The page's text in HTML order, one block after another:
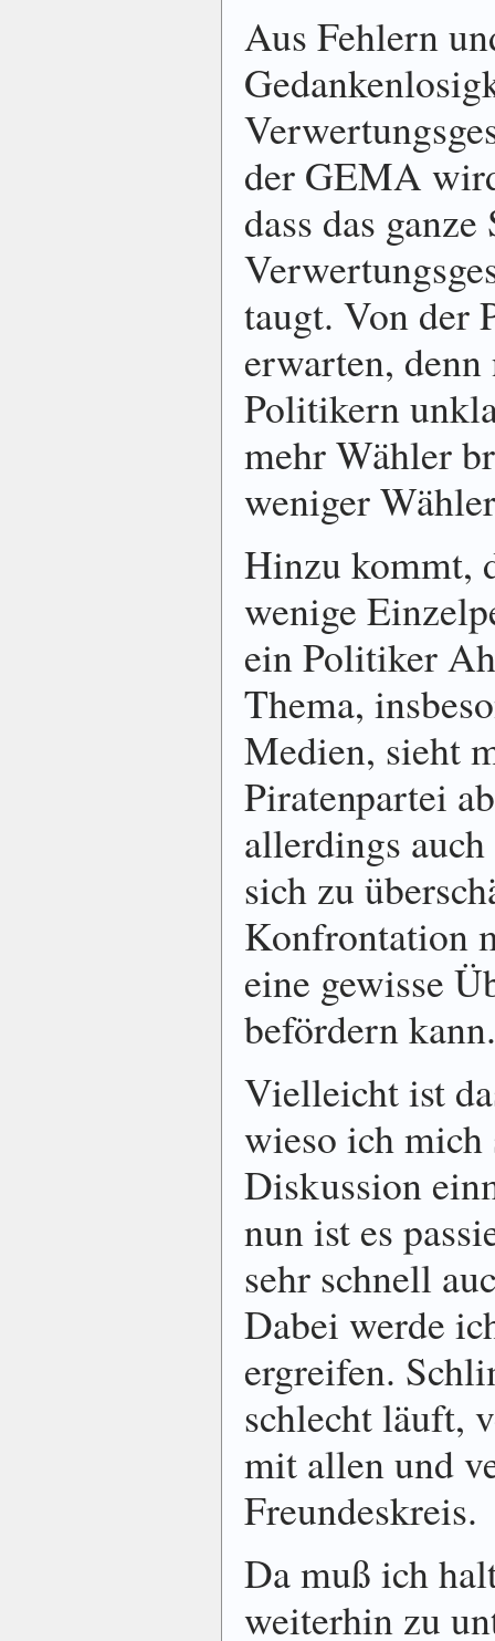
Aus Fehlern
der GEMA
dass das
taugt. Von der
erwarten,
Politikern
mehr Wähler
weniger
Hinzu kommt,
wenige
ein Politiker
Thema,
Medien, sieht
Piratenpartei
allerdings
sich zu
Konfrontation
eine gewisse
befördern kann.
Vielleicht ist
wieso ich
Diskussion
nun ist es
sehr schnell
Dabei werde
ergreifen.
schlecht läuft,
mit allen und
Freundeskreis.
Da muß ich
weiterhin zu